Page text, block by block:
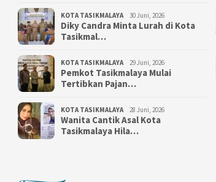
KOTA TASIKMALAYA 30 Juni, 2026
Diky Candra Minta Lurah di Kota
Tasikmal…
KOTA TASIKMALAYA 29 Juni, 2026
Pemkot Tasikmalaya Mulai
Tertibkan Pajan…
KOTA TASIKMALAYA 28 Juni, 2026
Wanita Cantik Asal Kota
Tasikmalaya Hila…